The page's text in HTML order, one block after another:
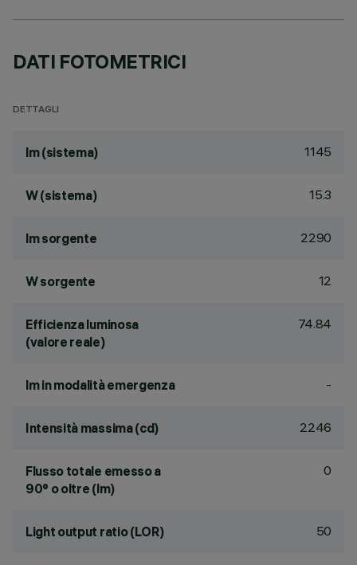
DATI FOTOMETRICI
DETTAGLI
lm (sistema) 1145
W (sistema) 15.3
lm sorgente 2290
W sorgente 12
Efficienza luminosa
(valore reale)
74.84
lm in modalità emergenza -
Intensità massima (cd) 2246
Flusso totale emesso a
90° o oltre (lm)
0
Light output ratio (LOR) 50